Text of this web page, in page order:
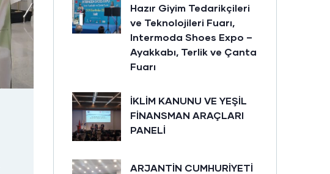
Hazır Giyim Tedarikçileri
ve Teknolojileri Fuarı,
Intermoda Shoes Expo –
Ayakkabı, Terlik ve Çanta
Fuarı
İKLİM KANUNU VE YEŞİL
FİNANSMAN ARAÇLARI
PANELİ
ARJANTİN CUMHURİYETİ